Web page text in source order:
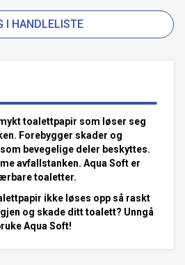
I HANDLELISTE
toalettpapir som løser seg
Forebygger skader og
bevegelige deler beskyttes.
avfallstanken. Aqua Soft er
toaletter.
ikke løses opp så raskt
og skade ditt toalett? Unngå
Aqua Soft!